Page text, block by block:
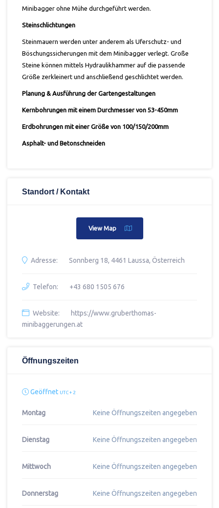
Minibagger ohne Mühe durchgeführt werden.
Steinschlichtungen
Steinmauern werden unter anderem als Uferschutz- und
Böschungssicherungen mit dem Minibagger verlegt. Große
Steine können mittels Hydraulikhammer auf die passende
Größe zerkleinert und anschließend geschlichtet werden.
Planung & Ausführung der Gartengestaltungen
Kernbohrungen mit einem Durchmesser von 53-450mm
Erdbohrungen mit einer Größe von 100/150/200mm
Asphalt- und Betonschneiden
Standort / Kontakt
View Map
Adresse: Sonnberg 18, 4461 Laussa, Österreich
Telefon: +43 680 1505 676
Website:
https://www.gruberthomas-
minibaggerungen.at
Öffnungszeiten
Geöffnet UTC + 2
Montag Keine Öffnungszeiten angegeben
Dienstag Keine Öffnungszeiten angegeben
Mittwoch Keine Öffnungszeiten angegeben
Donnerstag Keine Öffnungszeiten angegeben